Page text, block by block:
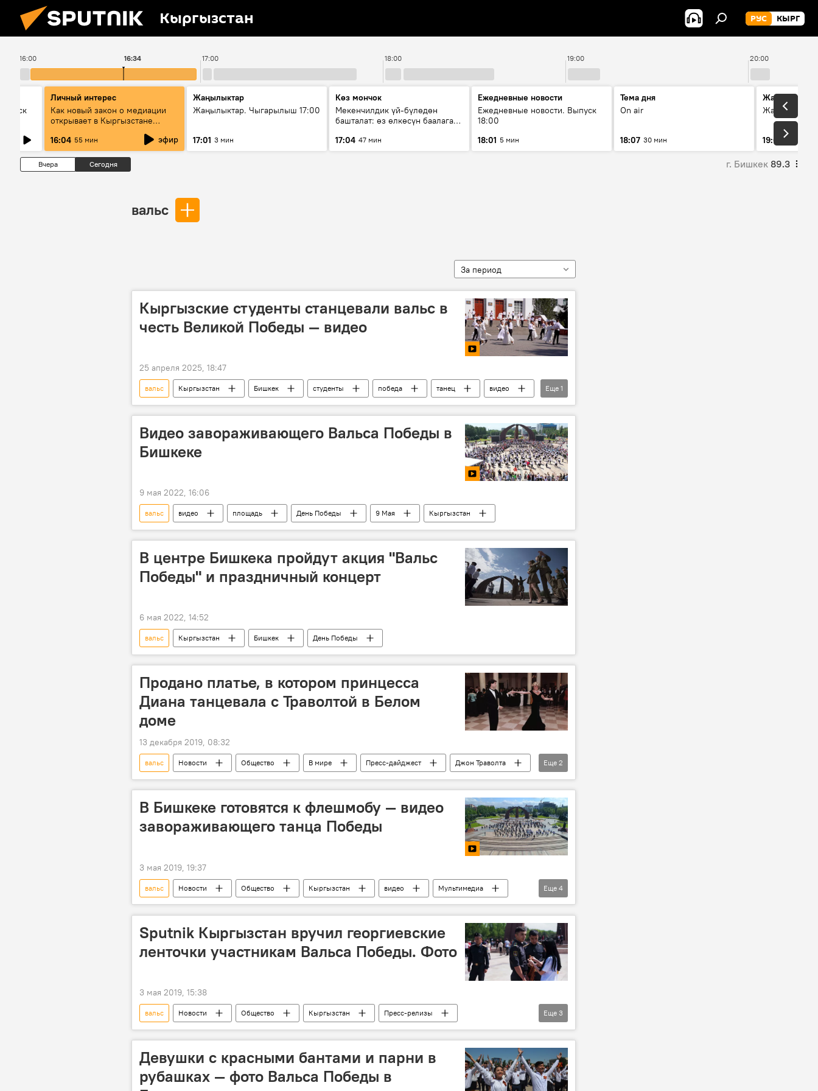
Кыргызстан РУС КЫРГ
16:00 17:00 18:00 19:00 20:00
16:34
Личный интерес
Как новый закон о медиации
открывает в Кыргызстане
16:04 55 мин эфир
Жаңылыктар
Жаңылыктар. Чыгарылыш 17:00
17:01 3 мин
Көз мончок
Мекенчилдик үй-бүлөдөн
башталат: өз өлкөсүн баалаган
керек?
17:04 47 мин
Ежедневные новости
Ежедневные новости. Выпуск
18:00
18:01 5 мин
Тема дня
On air
18:07 30 мин
Жаңылыктар
19:01 11 мин
Вчера Сегодня г. Бишкек 89.3
вальс
За период
Кыргызские студенты станцевали вальс в
честь Великой Победы — видео
25 апреля 2025, 18:47
вальс Кыргызстан Бишкек студенты победа танец
видео
80-летие Победы в Великой Отечественной войне
Еще 1
Видео завораживающего Вальса Победы в
Бишкеке
9 мая 2022, 16:06
вальс видео площадь День Победы 9 Мая Кыргызстан
В центре Бишкека пройдут акция "Вальс
Победы" и праздничный концерт
6 мая 2022, 14:52
вальс Кыргызстан Бишкек День Победы
Продано платье, в котором принцесса
Диана танцевала с Траволтой в Белом
доме
13 декабря 2019, 08:32
вальс Новости Общество В мире Пресс-дайджест
Джон Траволта
платье
принцесса Диана
Еще 2
В Бишкеке готовятся к флешмобу — видео
завораживающего танца Победы
3 мая 2019, 19:37
вальс Новости Общество Кыргызстан видео
Мультимедиа
Культура
танец День Победы Кыргызстан отмечает 74-летие Победы в ВОВ
Еще 4
Sputnik Кыргызстан вручил георгиевские
ленточки участникам Вальса Победы. Фото
3 мая 2019, 15:38
вальс Новости Общество Кыргызстан
Пресс-релизы
Георгиевская лента
вручение Кыргызстан отмечает 74-летие Победы в ВОВ
Еще 3
Девушки с красными бантами и парни в
рубашках — фото Вальса Победы в